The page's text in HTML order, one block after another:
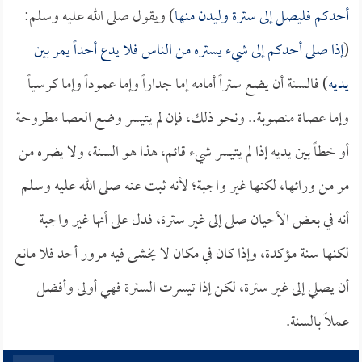
أحدكم فليصل إلى سترة وليدن منها) ويقول صلى الله عليه وسلم:
(إذا صلى أحدكم إلى شيء يستره من الناس فلا يدع أحداً يمر بين
يديه) فالسنة أن يضع ستراً أمامه إما جداراً وإما عموداً وإما كرسياً
وإما عصاة منصوبة.. ونحو ذلك، فإن لم يتيسر وضع العصا مطروحة
أو خطاً بين يديه إذا لم يتيسر شيء قائم، هذا هو السنة، ولا يضره من
مر من ورائها، لكنها غير واجبة؛ لأنه ثبت عنه صلى الله عليه وسلم
أنه في بعض الأحيان صلى إلى غير سترة، فدل على أنها غير واجبة
لكنها سنة مؤكدة، وإذا كان في مكان لا يخشى فيه مرور أحد فلا مانع
أن يصلي إلى غير سترة، لكن إذا تيسرت السترة فهي أولى وأفضل
عملاً بالسنة.